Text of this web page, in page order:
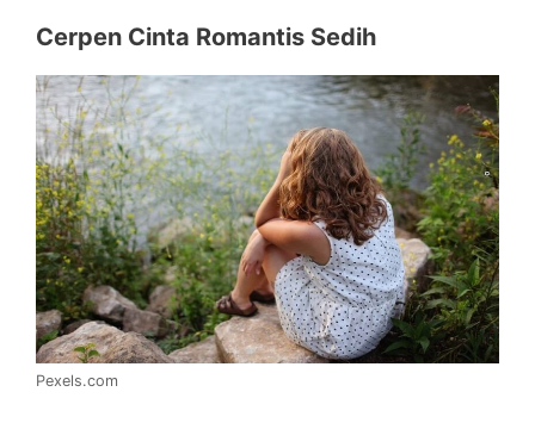
Cerpen Cinta Romantis Sedih
Pexels.com